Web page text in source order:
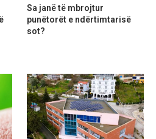
Sa janë të mbrojtur
punëtorët e ndërtimtarisë
sot?